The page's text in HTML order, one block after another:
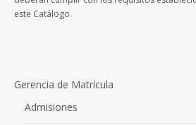
este Catálogo.
Gerencia de Matrícula
Admisiones